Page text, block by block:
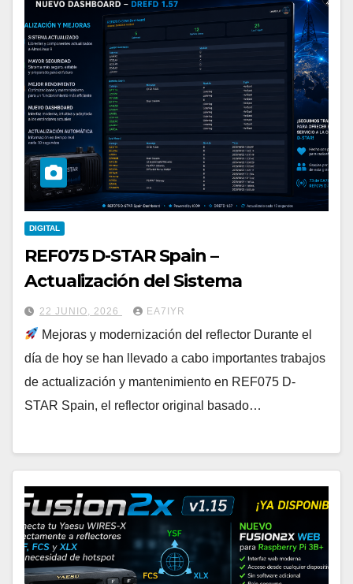
DIGITAL
REF075 D-STAR Spain –
Actualización del Sistema
22 JUNIO, 2026 EA7IYR
Mejoras y modernización del reflector Durante el
día de hoy se han llevado a cabo importantes trabajos
de actualización y mantenimiento en REF075 D-
STAR Spain, el reflector original basado…